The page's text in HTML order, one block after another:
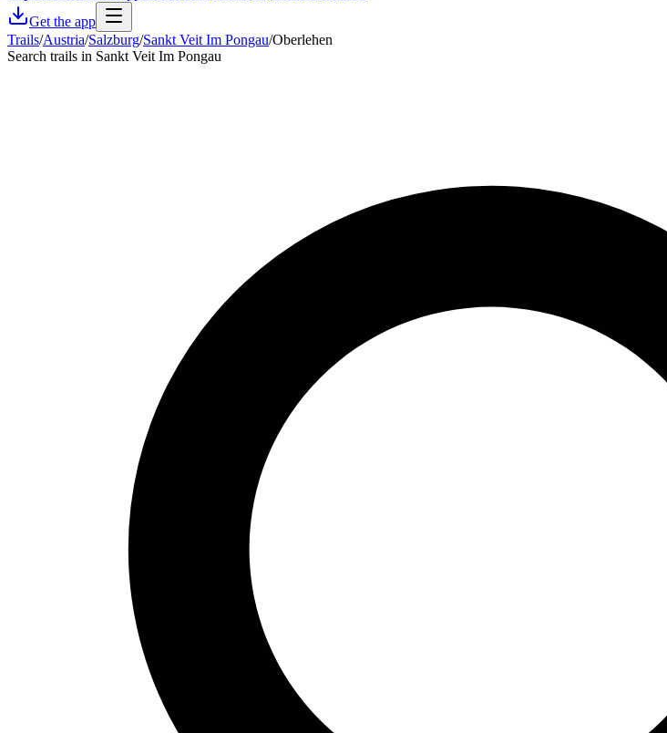
Get the app
Trails/Austria/Salzburg/Sankt Veit Im Pongau/Oberlehen
Search trails in Sankt Veit Im Pongau